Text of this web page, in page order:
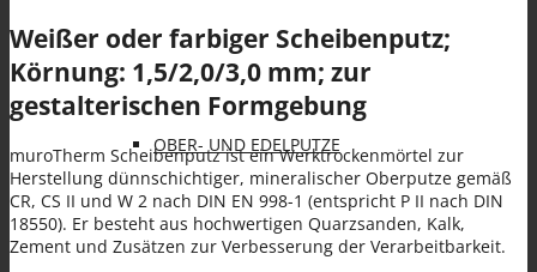
OBER- UND EDELPUTZE
Weißer oder farbiger Scheibenputz;
Körnung: 1,5/2,0/3,0 mm; zur
gestalterischen Formgebung
muroTherm Scheibenputz ist ein Werktrockenmörtel zur
Herstellung dünnschichtiger, mineralischer Oberputze gemäß
CR, CS II und W 2 nach DIN EN 998-1 (entspricht P II nach DIN
18550). Er besteht aus hochwertigen Quarzsanden, Kalk,
Zement und Zusätzen zur Verbesserung der Verarbeitbarkeit.